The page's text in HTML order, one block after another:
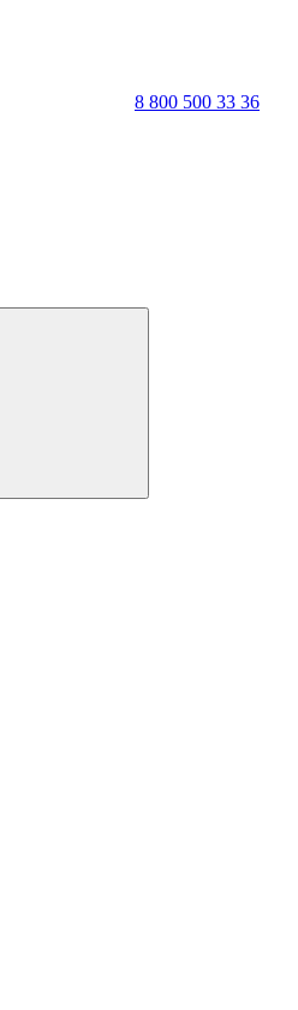
8 800 500 33 36